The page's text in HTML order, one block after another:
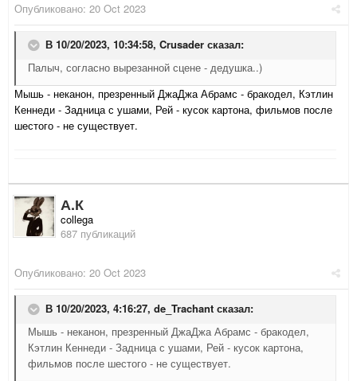
Опубликовано: 20 Oct 2023
В 10/20/2023, 10:34:58, Crusader сказал:
Палыч, согласно вырезанной сцене - дедушка..)
Мышь - неканон, презренный ДжаДжа Абрамс - бракодел, Кэтлин
Кеннеди - Задница с ушами, Рей - кусок картона, фильмов после
шестого - не существует.
А.К
collega
687 публикаций
Опубликовано: 20 Oct 2023
В 10/20/2023, 4:16:27, de_Trachant сказал:
Мышь - неканон, презренный ДжаДжа Абрамс - бракодел,
Кэтлин Кеннеди - Задница с ушами, Рей - кусок картона,
фильмов после шестого - не существует.